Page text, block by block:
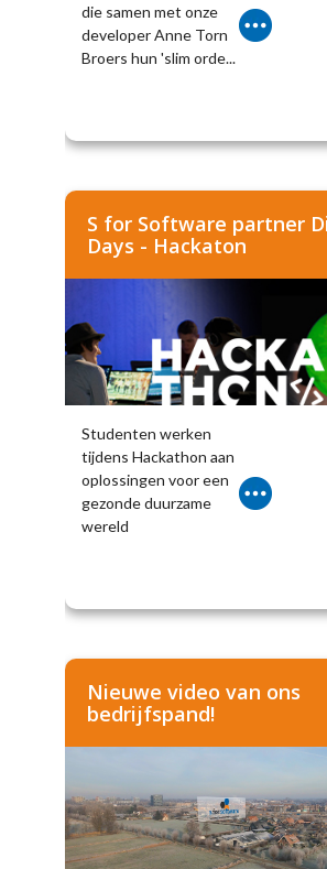
die samen met onze
developer Anne Torn
Broers hun 'slim orde...
S for Software partner
Days - Hackaton
Studenten werken
tijdens Hackathon aan
oplossingen voor een
gezonde duurzame
wereld
Nieuwe video van ons
bedrijfspand!